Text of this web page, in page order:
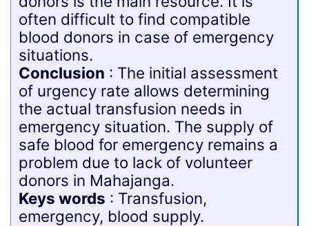
often difficult to find compatible
blood donors in case of emergency
situations.
Conclusion : The initial assessment
of urgency rate allows determining
the actual transfusion needs in
emergency situation. The supply of
safe blood for emergency remains a
problem due to lack of volunteer
donors in Mahajanga.
Keys words : Transfusion,
emergency, blood supply.